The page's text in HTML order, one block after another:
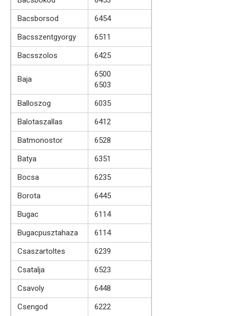
Bacsborsod
6454
Bacsszentgyorgy
6511
Bacsszolos
6425
Baja
6500
6503
Balloszog
6035
Balotaszallas
6412
Batmonostor
6528
Batya
6351
Bocsa
6235
Borota
6445
Bugac
6114
Bugacpusztahaza
6114
Csaszartoltes
6239
Csatalja
6523
Csavoly
6448
Csengod
6222